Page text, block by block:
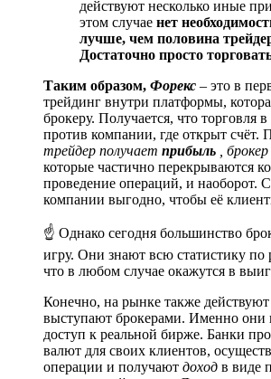
действуют несколько иные
этом случае нет
лучше, чем половина
Достаточно просто
Таким образом, Форекс – это в
трейдинг внутри платформы,
брокеру. Получается, что торговля в
против компании, где открыт счёт.
трейдер получает прибыль ,
которые частично перекрываются
проведение операций, и наоборот.
компании выгодно, чтобы её
☝ Однако сегодня большинство
игру. Они знают всю статистику
что в любом случае окажутся в
Конечно, на рынке также действуют
выступают брокерами. Именно они
доступ к реальной бирже. Банки
валют для своих клиентов,
операции и получают доход в виде